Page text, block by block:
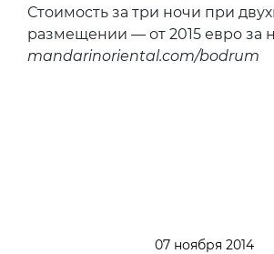
Стоимость за три ночи при
размещении — от 2015 евро за
mandarinoriental.com/bodrum
07 ноября 2014